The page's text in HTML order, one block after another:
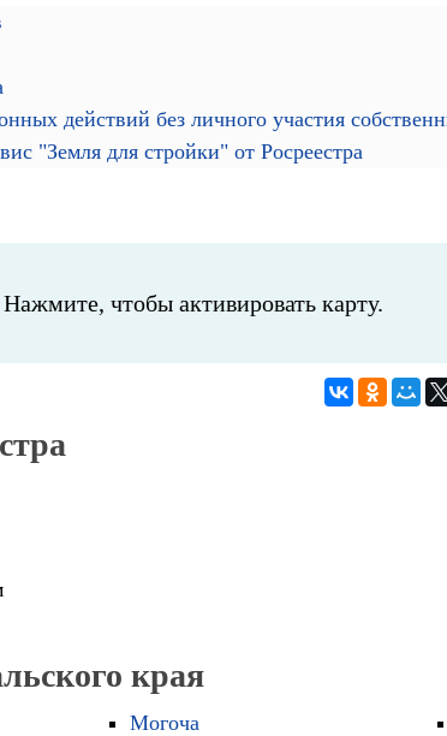
действий без личного участия
"Земля для стройки" от Росреестра
Нажмите, чтобы активировать карту.
края
Могоча